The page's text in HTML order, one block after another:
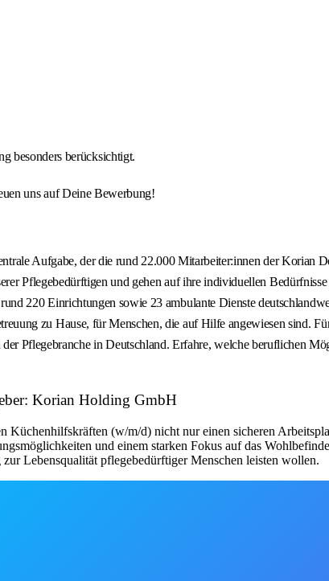
besonders berücksichtigt.
uns auf Deine Bewerbung!
Aufgabe, der die rund 22.000 Mitarbeiter:innen der Korian
Pflegebedürftigen und gehen auf ihre individuellen
220 Einrichtungen sowie 23 ambulante Dienste
zu Hause, für Menschen, die auf Hilfe angewiesen sind.
Pflegebranche in Deutschland. Erfahre, welche beruflichen
Korian Holding GmbH
(w/m/d) nicht nur einen sicheren
und einem starken Fokus auf das
Lebensqualität pflegebedürftiger Menschen leisten wollen.